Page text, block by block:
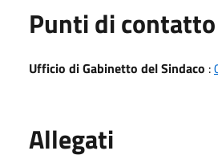
Punti di contatto
Ufficio di Gabinetto del Sindaco :
Allegati